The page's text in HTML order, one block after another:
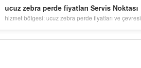
ucuz zebra perde fiyatları Servis Noktası
hizmet bölgesi: ucuz zebra perde fiyatları ve çevresi